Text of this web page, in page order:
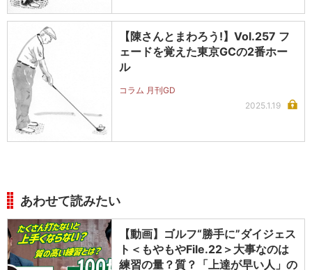
【陳さんとまわろう!】Vol.257 フ
ェードを覚えた東京GCの2番ホー
ル
コラム 月刊GD
2025.1.19
あわせて読みたい
【動画】ゴルフ“勝手に”ダイジェス
ト＜もやもやFile.22＞大事なのは
練習の量？質？「上達が早い人」の